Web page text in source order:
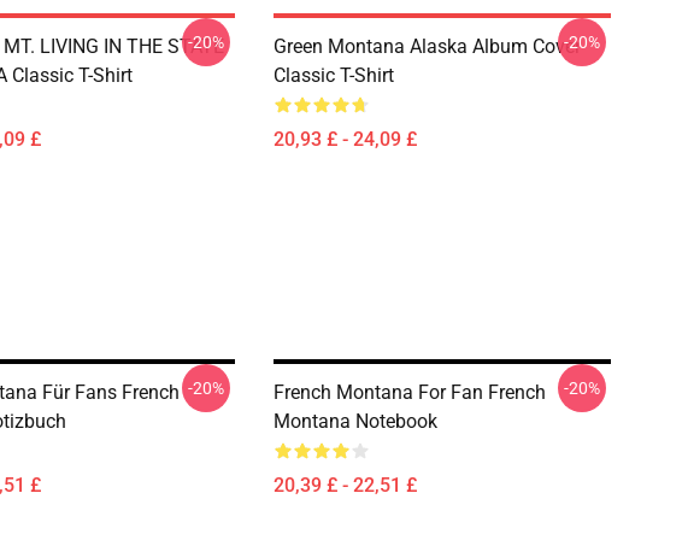
LIVING IN THE STATE
Classic T-Shirt
£
-20%
Green Montana Alaska Album Cover
Classic T-Shirt
20,93 £ - 24,09 £
-20%
Für Fans French
£
-20%
French Montana For Fan French
Montana Notebook
20,39 £ - 22,51 £
-20%